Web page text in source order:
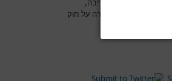
מהשמצות, מהוצאת דיבה,
בהודעה משום עבירה על חוק